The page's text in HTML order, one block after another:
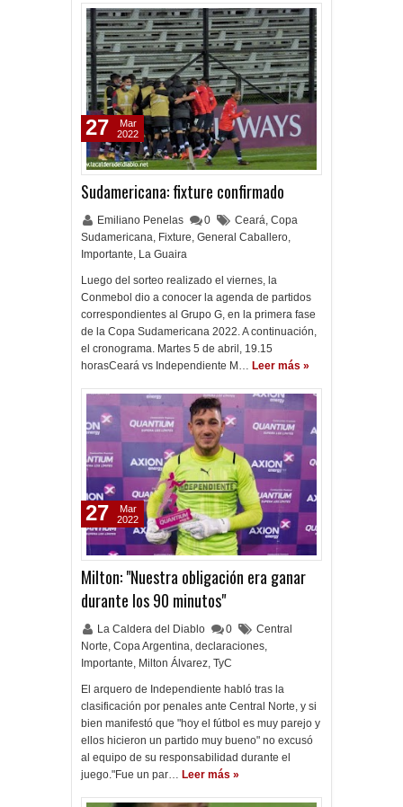
Sudamericana: fixture confirmado
Emiliano Penelas 0 Ceará, Copa
Sudamericana, Fixture, General Caballero,
Importante, La Guaira
Luego del sorteo realizado el viernes, la
Conmebol dio a conocer la agenda de partidos
correspondientes al Grupo G, en la primera fase
de la Copa Sudamericana 2022. A continuación,
el cronograma. Martes 5 de abril, 19.15
horasCeará vs Independiente M… Leer más »
27
Mar
2022
Milton: "Nuestra obligación era ganar
durante los 90 minutos"
La Caldera del Diablo 0
Central
Norte, Copa Argentina, declaraciones,
Importante, Milton Álvarez, TyC
El arquero de Independiente habló tras la
clasificación por penales ante Central Norte, y si
bien manifestó que "hoy el fútbol es muy parejo y
ellos hicieron un partido muy bueno" no excusó
al equipo de su responsabilidad durante el
juego."Fue un par… Leer más »
27
Mar
2022